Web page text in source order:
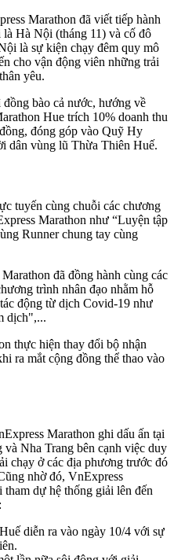
Marathon đã viết tiếp hành
Hà Nội (tháng 11) và cố đô
là sự kiện chạy đêm quy mô
cho vận động viên những trải
yêu.
bào cả nước, hướng về
Hue trích 10% doanh thu
đóng góp vào Quỹ Hy
dân vùng lũ Thừa Thiên Huế.
tuyến cùng chuỗi các chương
Marathon như “Luyện tập
Runner chung tay cùng
đã đồng hành cùng các
trình nhân đạo nhằm hỗ
động từ dịch Covid-19 như
dịch",...
thực hiện thay đổi bộ nhận
ra mắt cộng đồng thể thao vào
Marathon ghi dấu ấn tại
Nha Trang bên cạnh việc duy
chạy ở các địa phương trước đó
nhờ đó, VnExpress
dự hệ thống giải lên đến
diễn ra vào ngày 10/4 với sự